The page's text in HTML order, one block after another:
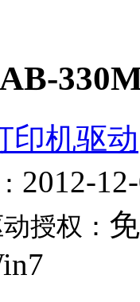
印机驱动
2012-
授权：